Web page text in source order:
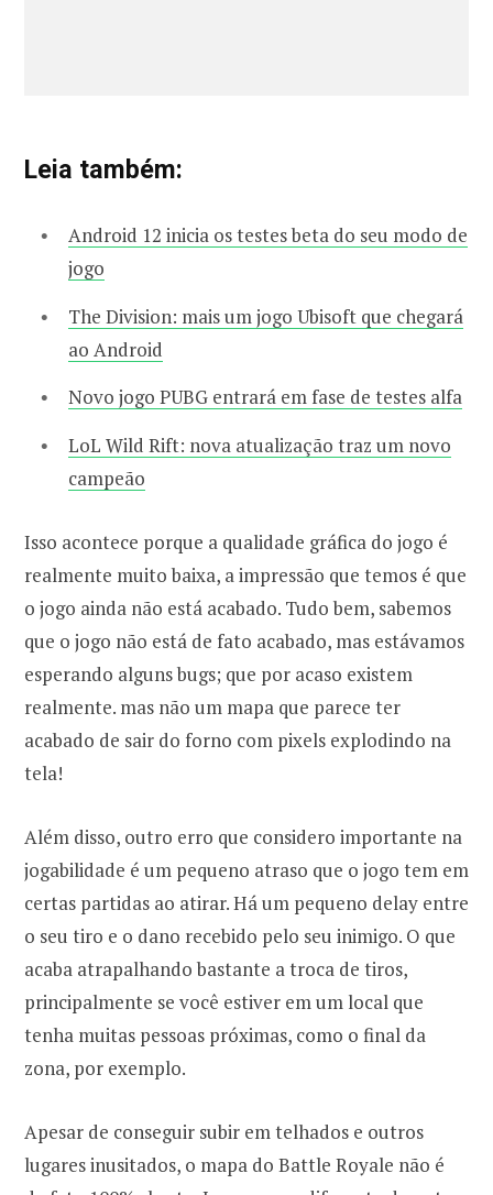
Leia também:
Android 12 inicia os testes beta do seu modo de
jogo
The Division: mais um jogo Ubisoft que chegará
ao Android
Novo jogo PUBG entrará em fase de testes alfa
LoL Wild Rift: nova atualização traz um novo
campeão
Isso acontece porque a qualidade gráfica do jogo é
realmente muito baixa, a impressão que temos é que
o jogo ainda não está acabado. Tudo bem, sabemos
que o jogo não está de fato acabado, mas estávamos
esperando alguns bugs; que por acaso existem
realmente. mas não um mapa que parece ter
acabado de sair do forno com pixels explodindo na
tela!
Além disso, outro erro que considero importante na
jogabilidade é um pequeno atraso que o jogo tem em
certas partidas ao atirar. Há um pequeno delay entre
o seu tiro e o dano recebido pelo seu inimigo. O que
acaba atrapalhando bastante a troca de tiros,
principalmente se você estiver em um local que
tenha muitas pessoas próximas, como o final da
zona, por exemplo.
Apesar de conseguir subir em telhados e outros
lugares inusitados, o mapa do Battle Royale não é